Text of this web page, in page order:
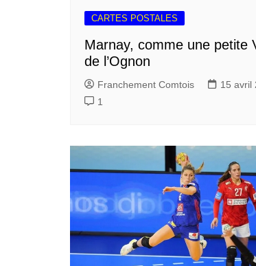
CARTES POSTALES
Marnay, comme une petite
de l’Ognon
Franchement Comtois
15 avril
1